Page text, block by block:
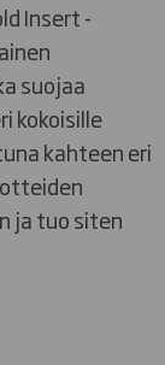
Insert -
suojaa
kokoisille
kahteen eri
ja tuo siten